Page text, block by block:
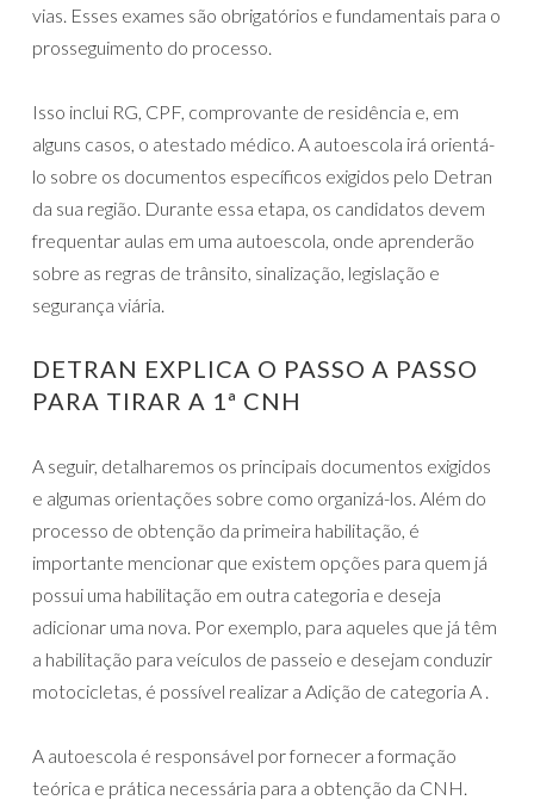
vias. Esses exames são obrigatórios e fundamentais para o
prosseguimento do processo.
Isso inclui RG, CPF, comprovante de residência e, em
alguns casos, o atestado médico. A autoescola irá orientá-
lo sobre os documentos específicos exigidos pelo Detran
da sua região. Durante essa etapa, os candidatos devem
frequentar aulas em uma autoescola, onde aprenderão
sobre as regras de trânsito, sinalização, legislação e
segurança viária.
DETRAN EXPLICA O PASSO A PASSO
PARA TIRAR A 1ª CNH
A seguir, detalharemos os principais documentos exigidos
e algumas orientações sobre como organizá-los. Além do
processo de obtenção da primeira habilitação, é
importante mencionar que existem opções para quem já
possui uma habilitação em outra categoria e deseja
adicionar uma nova. Por exemplo, para aqueles que já têm
a habilitação para veículos de passeio e desejam conduzir
motocicletas, é possível realizar a Adição de categoria A .
A autoescola é responsável por fornecer a formação
teórica e prática necessária para a obtenção da CNH.